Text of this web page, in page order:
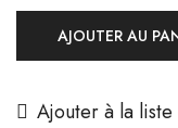
AJOUTER AU
Ajouter à la liste